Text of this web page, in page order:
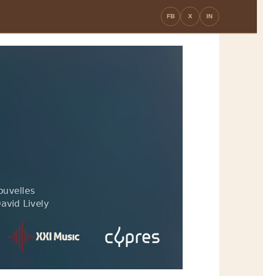
FB X IN